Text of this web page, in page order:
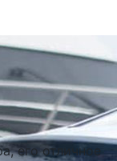
его отличное